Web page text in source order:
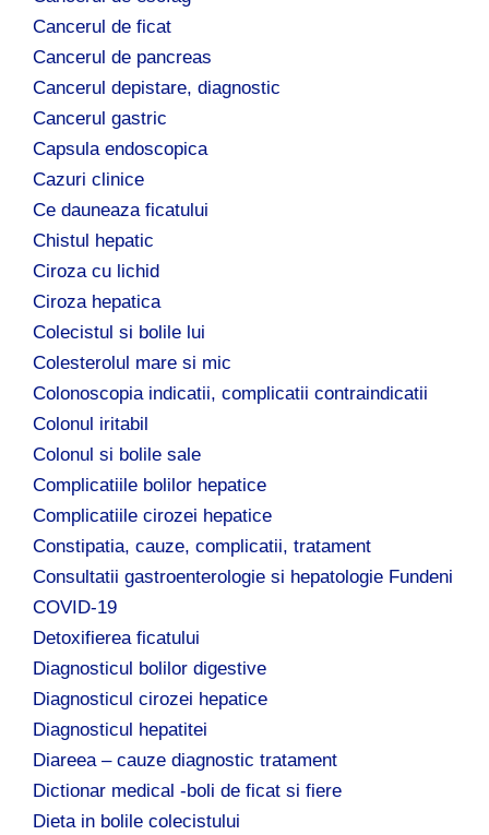
Cancerul de ficat
Cancerul de pancreas
Cancerul depistare, diagnostic
Cancerul gastric
Capsula endoscopica
Cazuri clinice
Ce dauneaza ficatului
Chistul hepatic
Ciroza cu lichid
Ciroza hepatica
Colecistul si bolile lui
Colesterolul mare si mic
Colonoscopia indicatii, complicatii contraindicatii
Colonul iritabil
Colonul si bolile sale
Complicatiile bolilor hepatice
Complicatiile cirozei hepatice
Constipatia, cauze, complicatii, tratament
Consultatii gastroenterologie si hepatologie Fundeni
COVID-19
Detoxifierea ficatului
Diagnosticul bolilor digestive
Diagnosticul cirozei hepatice
Diagnosticul hepatitei
Diareea – cauze diagnostic tratament
Dictionar medical -boli de ficat si fiere
Dieta in bolile colecistului